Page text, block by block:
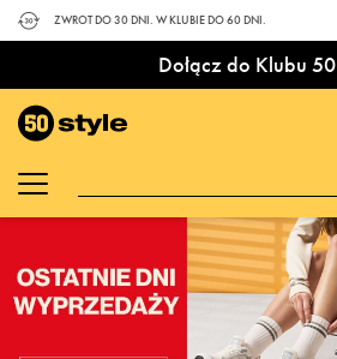
ZWROT DO 30 DNI. W KLUBIE DO 60 DNI.
Dołącz do Klubu